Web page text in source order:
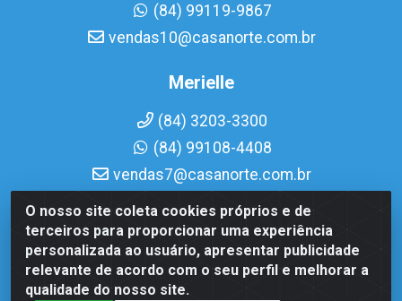
O nosso site coleta cookies próprios e de
terceiros para proporcionar uma experiência
personalizada ao usuário, apresentar publicidade
relevante de acordo com o seu perfil e melhorar a
qualidade do nosso site.
(84) 99119-9867
vendas10@casanorte.com.br
Merielle
(84) 3203-3300
(84) 99108-4408
vendas7@casanorte.com.br
Casa Norte LTDA - Av. Interventor Mário Câmara, 1815 -
Dix-Sept Rosado, Natal/RN - CEP 59054-600 - CNPJ
08.713.513/0001-51